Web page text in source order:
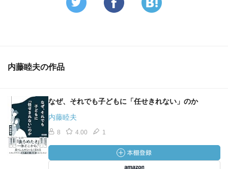
内藤睦夫の作品
なぜ、それでも子どもに「任せきれない」のか
内藤睦夫
8 4.00 1